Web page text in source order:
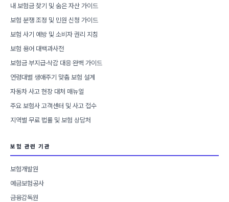
내 보험금 찾기 및 숨은 자산 가이드
보험 분쟁 조정 및 민원 신청 가이드
보험 사기 예방 및 소비자 권리 지침
보험 용어 대백과사전
보험금 부지급·삭감 대응 완벽 가이드
연령대별 생애주기 맞춤 보험 설계
자동차 사고 현장 대처 매뉴얼
주요 보험사 고객센터 및 사고 접수
지역별 무료 법률 및 보험 상담처
보험 관련 기관
보험개발원
예금보험공사
금융감독원